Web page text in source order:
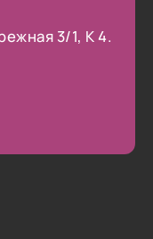
3/1, К 4.